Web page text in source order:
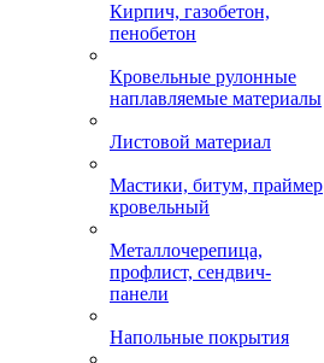
Кирпич, газобетон,
пенобетон
Кровельные рулонные
наплавляемые материалы
Листовой материал
Мастики, битум, праймер
кровельный
Металлочерепица,
профлист, сендвич-
панели
Напольные покрытия